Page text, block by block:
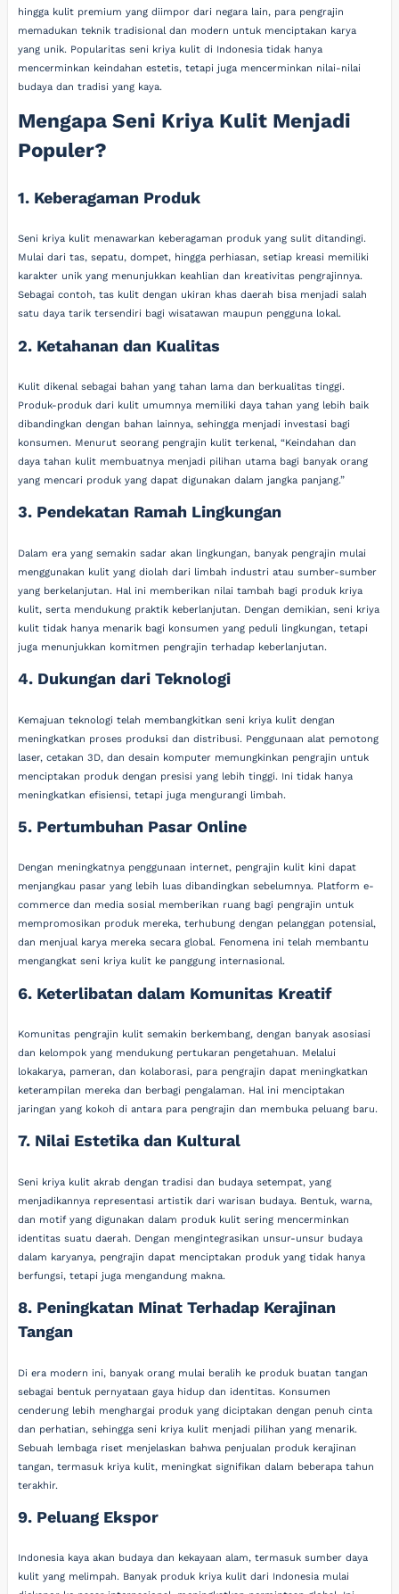
hingga kulit premium yang diimpor dari negara lain, para pengrajin
memadukan teknik tradisional dan modern untuk menciptakan karya
yang unik. Popularitas seni kriya kulit di Indonesia tidak hanya
mencerminkan keindahan estetis, tetapi juga mencerminkan nilai-nilai
budaya dan tradisi yang kaya.
Mengapa Seni Kriya Kulit Menjadi
Populer?
1. Keberagaman Produk
Seni kriya kulit menawarkan keberagaman produk yang sulit ditandingi.
Mulai dari tas, sepatu, dompet, hingga perhiasan, setiap kreasi memiliki
karakter unik yang menunjukkan keahlian dan kreativitas pengrajinnya.
Sebagai contoh, tas kulit dengan ukiran khas daerah bisa menjadi salah
satu daya tarik tersendiri bagi wisatawan maupun pengguna lokal.
2. Ketahanan dan Kualitas
Kulit dikenal sebagai bahan yang tahan lama dan berkualitas tinggi.
Produk-produk dari kulit umumnya memiliki daya tahan yang lebih baik
dibandingkan dengan bahan lainnya, sehingga menjadi investasi bagi
konsumen. Menurut seorang pengrajin kulit terkenal, “Keindahan dan
daya tahan kulit membuatnya menjadi pilihan utama bagi banyak orang
yang mencari produk yang dapat digunakan dalam jangka panjang.”
3. Pendekatan Ramah Lingkungan
Dalam era yang semakin sadar akan lingkungan, banyak pengrajin mulai
menggunakan kulit yang diolah dari limbah industri atau sumber-sumber
yang berkelanjutan. Hal ini memberikan nilai tambah bagi produk kriya
kulit, serta mendukung praktik keberlanjutan. Dengan demikian, seni kriya
kulit tidak hanya menarik bagi konsumen yang peduli lingkungan, tetapi
juga menunjukkan komitmen pengrajin terhadap keberlanjutan.
4. Dukungan dari Teknologi
Kemajuan teknologi telah membangkitkan seni kriya kulit dengan
meningkatkan proses produksi dan distribusi. Penggunaan alat pemotong
laser, cetakan 3D, dan desain komputer memungkinkan pengrajin untuk
menciptakan produk dengan presisi yang lebih tinggi. Ini tidak hanya
meningkatkan efisiensi, tetapi juga mengurangi limbah.
5. Pertumbuhan Pasar Online
Dengan meningkatnya penggunaan internet, pengrajin kulit kini dapat
menjangkau pasar yang lebih luas dibandingkan sebelumnya. Platform e-
commerce dan media sosial memberikan ruang bagi pengrajin untuk
mempromosikan produk mereka, terhubung dengan pelanggan potensial,
dan menjual karya mereka secara global. Fenomena ini telah membantu
mengangkat seni kriya kulit ke panggung internasional.
6. Keterlibatan dalam Komunitas Kreatif
Komunitas pengrajin kulit semakin berkembang, dengan banyak asosiasi
dan kelompok yang mendukung pertukaran pengetahuan. Melalui
lokakarya, pameran, dan kolaborasi, para pengrajin dapat meningkatkan
keterampilan mereka dan berbagi pengalaman. Hal ini menciptakan
jaringan yang kokoh di antara para pengrajin dan membuka peluang baru.
7. Nilai Estetika dan Kultural
Seni kriya kulit akrab dengan tradisi dan budaya setempat, yang
menjadikannya representasi artistik dari warisan budaya. Bentuk, warna,
dan motif yang digunakan dalam produk kulit sering mencerminkan
identitas suatu daerah. Dengan mengintegrasikan unsur-unsur budaya
dalam karyanya, pengrajin dapat menciptakan produk yang tidak hanya
berfungsi, tetapi juga mengandung makna.
8. Peningkatan Minat Terhadap Kerajinan
Tangan
Di era modern ini, banyak orang mulai beralih ke produk buatan tangan
sebagai bentuk pernyataan gaya hidup dan identitas. Konsumen
cenderung lebih menghargai produk yang diciptakan dengan penuh cinta
dan perhatian, sehingga seni kriya kulit menjadi pilihan yang menarik.
Sebuah lembaga riset menjelaskan bahwa penjualan produk kerajinan
tangan, termasuk kriya kulit, meningkat signifikan dalam beberapa tahun
terakhir.
9. Peluang Ekspor
Indonesia kaya akan budaya dan kekayaan alam, termasuk sumber daya
kulit yang melimpah. Banyak produk kriya kulit dari Indonesia mulai